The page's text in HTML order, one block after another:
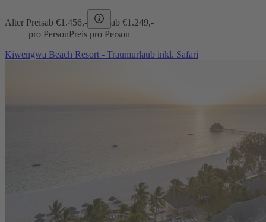
Alter Preisab €1.456,- ab €1.249,-
pro PersonPreis pro Person
Kiwengwa Beach Resort - Traumurlaub inkl. Safari